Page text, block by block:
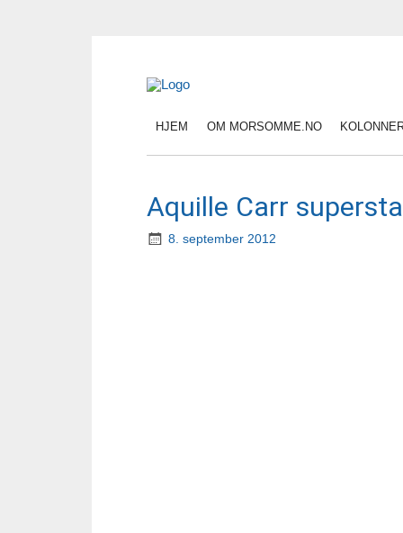
HJEM OM MORSOMME.NO
Aquille Carr
8. september 2012